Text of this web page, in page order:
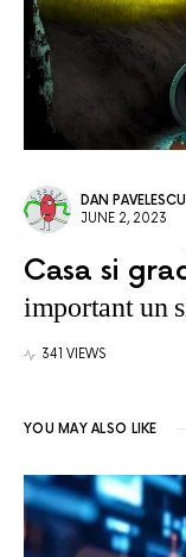
DAN PAVELESCU
JUNE 2, 2023
Casa si
important un
341 VIEWS
YOU MAY ALSO LIKE